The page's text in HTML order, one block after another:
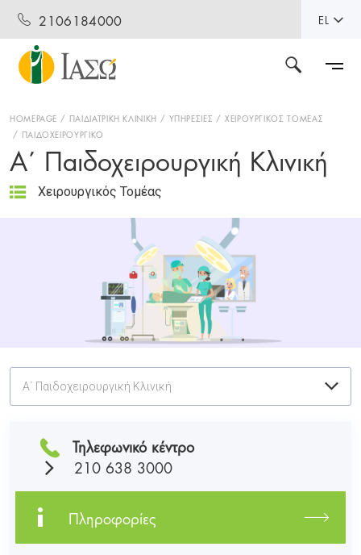
2106184000 EL
HOMEPAGE ΠΑΙΔΙΑΤΡΙΚΗ ΚΛΙΝΙΚΗ ΥΠΗΡΕΣΙΕΣ
ΧΕΙΡΟΥΡΓΙΚΟΣ ΤΟΜΕΑΣ
ΠΑΙΔΟΧΕΙΡΟΥΡΓΙΚΟ
Α΄ Παιδοχειρουργική Κλινική
Χειρουργικός Τομέας
Α΄ Παιδοχειρουργική Κλινική
Τηλεφωνικό κέντρο
210 638 3000
Πληροφορίες